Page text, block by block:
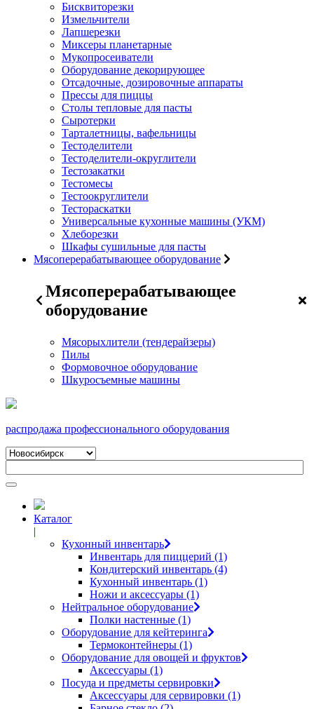
Бисквиторезки
Измельчители
Лапшерезки
Миксеры планетарные
Мукопросеиватели
Оборудование декорирующее
Отсадочные, дозировочные аппараты
Прессы для пиццы
Столы тепловые для пасты
Сыротерки
Тарталетницы, вафельницы
Тестоделители
Тестоделители-округлители
Тестозакатки
Тестомесы
Тестоокруглители
Тестораскатки
Универсальные кухонные машины (УКМ)
Хлеборезки
Шкафы сушильные для пасты
Мясоперерабатывающее оборудование
Мясоперерабатывающее
оборудование
Мясорыхлители (тендерайзеры)
Пилы
Формовочное оборудование
Шкуросъемные машины
распродажа профессионального оборудования
Каталог
|
Кухонный инвентарь
Инвентарь для пиццерий (1)
Кондитерский инвентарь (4)
Кухонный инвентарь (1)
Ножи и аксессуары (1)
Нейтральное оборудование
Полки настенные (1)
Оборудование для кейтеринга
Термоконтейнеры (1)
Оборудование для овощей и фруктов
Аксессуары (1)
Посуда и предметы сервировки
Аксессуары для сервировки (1)